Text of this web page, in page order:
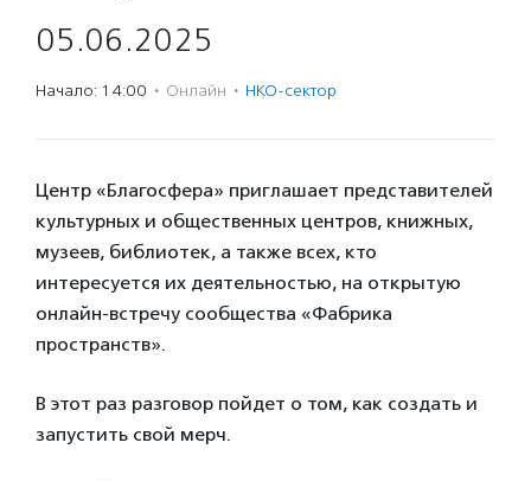
05.06.2025
Начало: 14:00 · Онлайн · НКО-сектор
Центр «Благосфера» приглашает представителей
культурных и общественных центров, книжных,
музеев, библиотек, а также всех, кто
интересуется их деятельностью, на открытую
онлайн-встречу сообщества «Фабрика
пространств».
В этот раз разговор пойдет о том, как создать и
запустить свой мерч.